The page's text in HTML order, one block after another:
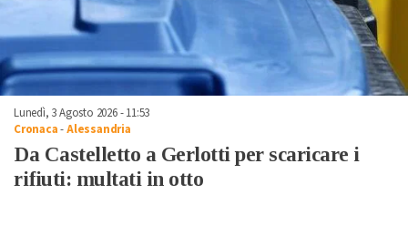
Lunedì, 3 Agosto 2026 - 11:53
Cronaca-Alessandria
Da Castelletto a Gerlotti per scaricare i
rifiuti: multati in otto